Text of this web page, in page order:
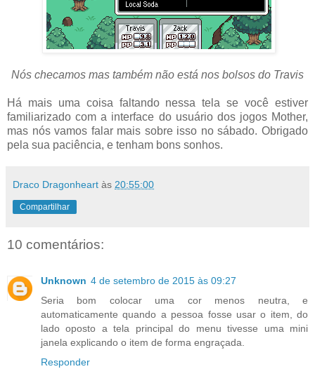
Nós checamos mas também não está nos bolsos do Travis
Há mais uma coisa faltando nessa tela se você estiver
familiarizado com a interface do usuário dos jogosMother,
mas nós vamos falar mais sobre isso no sábado. Obrigado
pela sua paciência, e tenham bons sonhos.
Draco Dragonheart às 20:55:00
Compartilhar
10 comentários:
Unknown 4 de setembro de 2015 às 09:27
Seria bom colocar uma cor menos neutra, e
automaticamente quando a pessoa fosse usar o item, do
lado oposto a tela principal do menu tivesse uma mini
janela explicando o item de forma engraçada.
Responder